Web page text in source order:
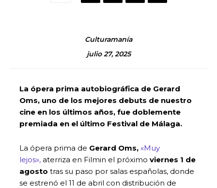
Culturamanía
julio 27, 2025
La ópera prima autobiográfica de Gerard
Oms, uno de los mejores debuts de nuestro
cine en los últimos años, fue doblemente
premiada en el último Festival de Málaga.
La ópera prima de Gerard Oms, «Muy
lejos», aterriza en Filmin el próximo viernes 1 de
agosto tras su paso por salas españolas, donde
se estrenó el 11 de abril con distribución de